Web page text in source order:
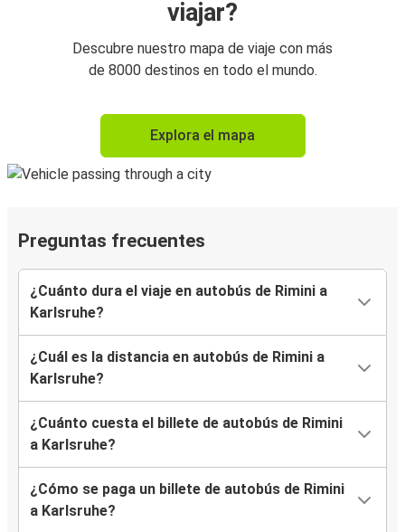
viajar?
Descubre nuestro mapa de viaje con más
de 8000 destinos en todo el mundo.
Explora el mapa
Preguntas frecuentes
¿Cuánto dura el viaje en autobús de Rimini a
Karlsruhe?
¿Cuál es la distancia en autobús de Rimini a
Karlsruhe?
¿Cuánto cuesta el billete de autobús de Rimini
a Karlsruhe?
¿Cómo se paga un billete de autobús de Rimini
a Karlsruhe?